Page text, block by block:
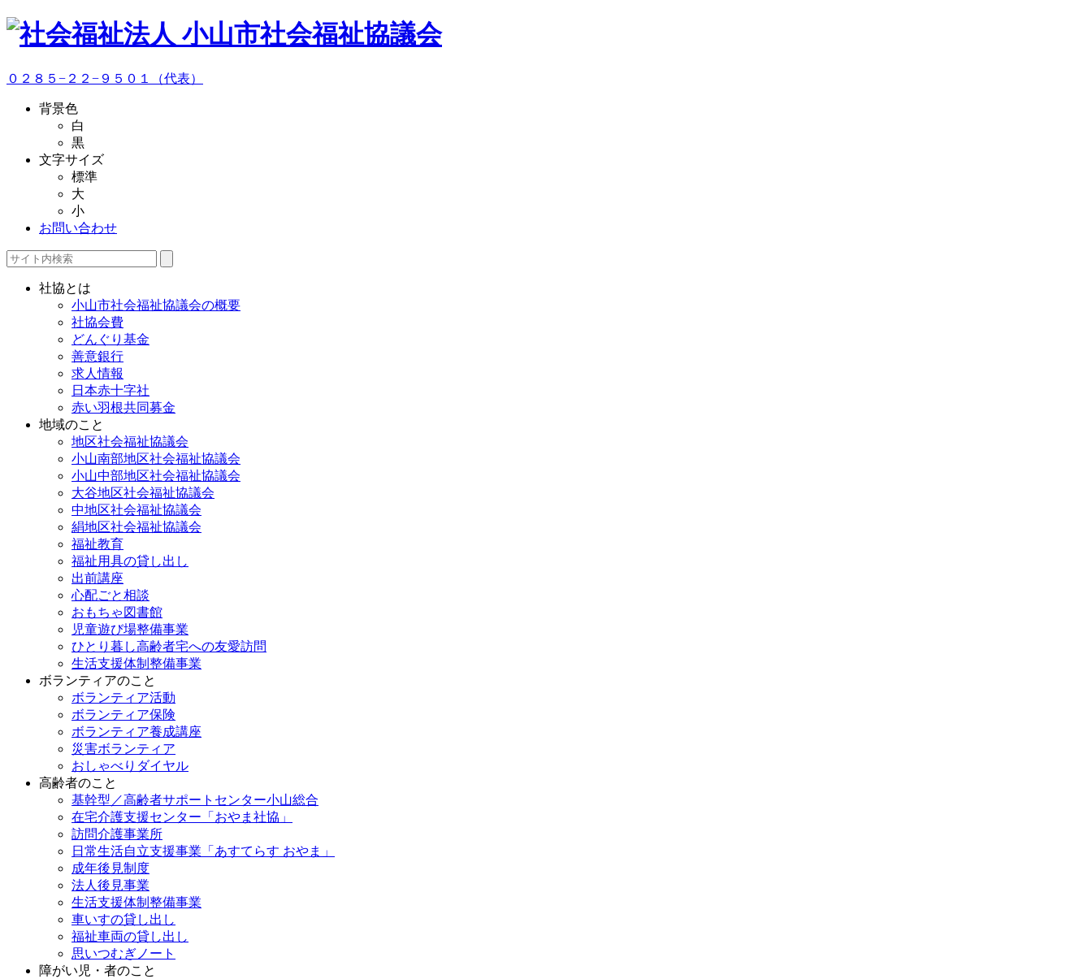
０２８５−２２−９５０１（代表）
背景色
白
黒
文字サイズ
標準
大
小
お問い合わせ
社協とは
小山市社会福祉協議会の概要
社協会費
どんぐり基金
善意銀行
求人情報
日本赤十字社
赤い羽根共同募金
地域のこと
地区社会福祉協議会
小山南部地区社会福祉協議会
小山中部地区社会福祉協議会
大谷地区社会福祉協議会
中地区社会福祉協議会
絹地区社会福祉協議会
福祉教育
福祉用具の貸し出し
出前講座
心配ごと相談
おもちゃ図書館
児童遊び場整備事業
ひとり暮し高齢者宅への友愛訪問
生活支援体制整備事業
ボランティアのこと
ボランティア活動
ボランティア保険
ボランティア養成講座
災害ボランティア
おしゃべりダイヤル
高齢者のこと
基幹型／高齢者サポートセンター小山総合
在宅介護支援センター「おやま社協」
訪問介護事業所
日常生活自立支援事業「あすてらす おやま」
成年後見制度
法人後見事業
生活支援体制整備事業
車いすの貸し出し
福祉車両の貸し出し
思いつむぎノート
障がい児・者のこと